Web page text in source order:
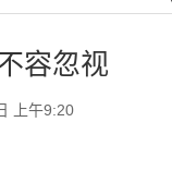
容忽视
上午9:20